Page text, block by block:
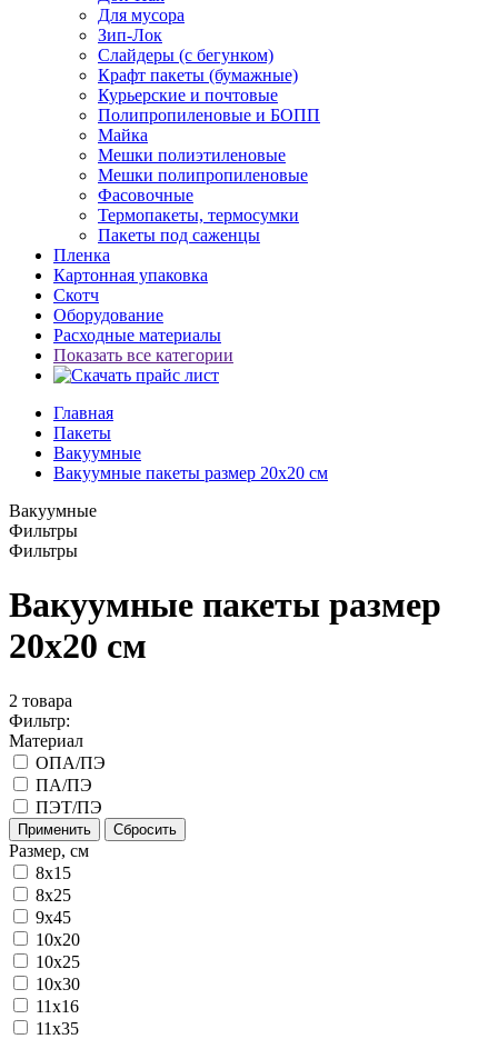
Для мусора
Зип-Лок
Слайдеры (с бегунком)
Крафт пакеты (бумажные)
Курьерские и почтовые
Полипропиленовые и БОПП
Майка
Мешки полиэтиленовые
Мешки полипропиленовые
Фасовочные
Термопакеты, термосумки
Пакеты под саженцы
Пленка
Картонная упаковка
Скотч
Оборудование
Расходные материалы
Показать все категории
Главная
Пакеты
Вакуумные
Вакуумные пакеты размер 20x20 см
Вакуумные
Фильтры
Фильтры
Вакуумные пакеты размер
20x20 см
2 товара
Фильтр:
Материал
ОПА/ПЭ
ПА/ПЭ
ПЭТ/ПЭ
Применить Сбросить
Размер, см
8x15
8х25
9х45
10x20
10x25
10x30
11x16
11х35